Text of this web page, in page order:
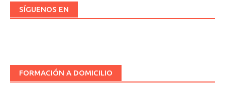
SÍGUENOS EN
FORMACIÓN A DOMICILIO